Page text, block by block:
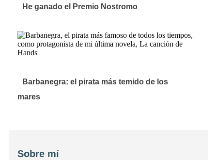
He ganado el Premio Nostromo
Barbanegra: el pirata más temido de los
mares
Sobre mí